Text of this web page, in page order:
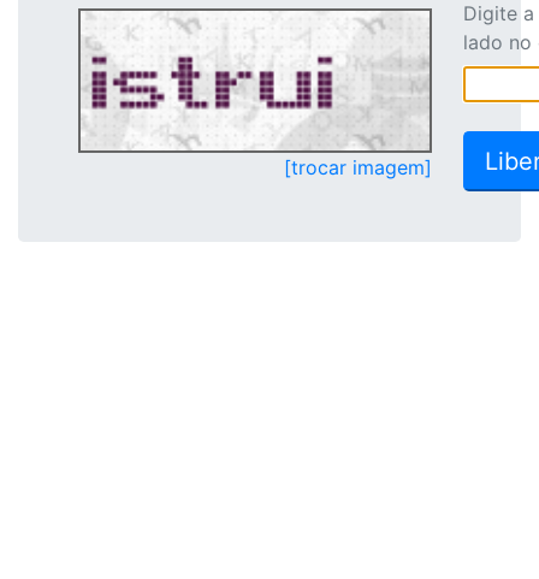
[trocar imagem]
Digite
lado no